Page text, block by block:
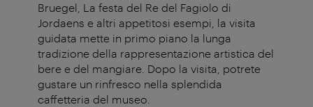
Bruegel, La festa del Re del Fagiolo di
Jordaens e altri appetitosi esempi, la visita
guidata mette in primo piano la lunga
tradizione della rappresentazione artistica del
bere e del mangiare. Dopo la visita, potrete
gustare un rinfresco nella splendida
caffetteria del museo